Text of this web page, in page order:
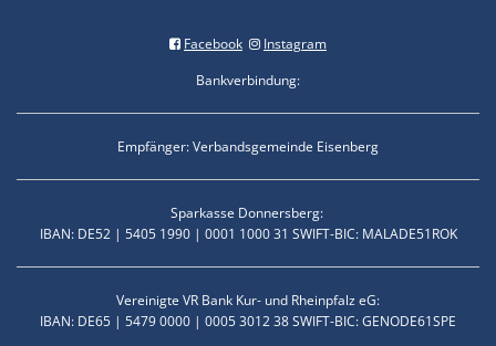
Facebook
Instagram
Bankverbindung:
Empfänger: Verbandsgemeinde Eisenberg
Sparkasse Donnersberg:
IBAN: DE52 | 5405 1990 | 0001 1000 31 SWIFT-BIC: MALADE51ROK
Vereinigte VR Bank Kur- und Rheinpfalz eG:
IBAN: DE65 | 5479 0000 | 0005 3012 38 SWIFT-BIC: GENODE61SPE